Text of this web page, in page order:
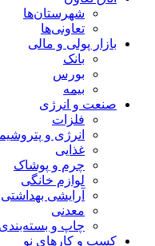
شهرستان‌ها
تعاونی‌ها
بازار پولی و مالی
بانک
بورس
بیمه
صنعت و انرژی
فلزات
انرژی و
غذایی
چرم و پوشاک
لوازم خانگی
آرایشی بهداشتی
معدنی
چاپ و بسته‌بندی
کسب و کارهای نو